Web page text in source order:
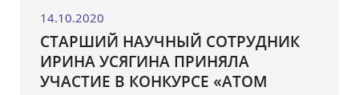
14.10.2020
СТАРШИЙ НАУЧНЫЙ СОТРУДНИК
ИРИНА УСЯГИНА ПРИНЯЛА
УЧАСТИЕ В КОНКУРСЕ «АТОМ